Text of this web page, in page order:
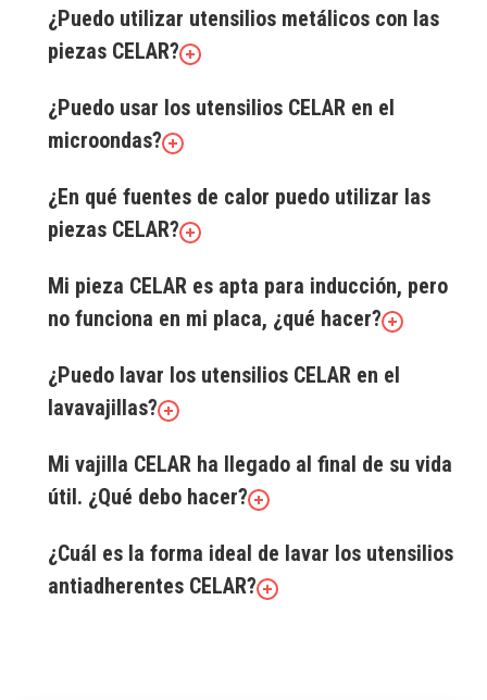
¿Puedo utilizar utensilios metálicos con las
piezas CELAR?
¿Puedo usar los utensilios CELAR en el
microondas?
¿En qué fuentes de calor puedo utilizar las
piezas CELAR?
Mi pieza CELAR es apta para inducción, pero
no funciona en mi placa, ¿qué hacer?
¿Puedo lavar los utensilios CELAR en el
lavavajillas?
Mi vajilla CELAR ha llegado al final de su vida
útil. ¿Qué debo hacer?
¿Cuál es la forma ideal de lavar los utensilios
antiadherentes CELAR?